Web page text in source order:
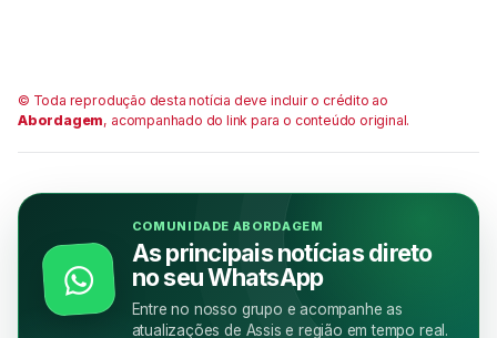
© Toda reprodução desta notícia deve incluir o crédito ao
Abordagem, acompanhado do link para o conteúdo original.
COMUNIDADE ABORDAGEM
As principais notícias direto
no seu WhatsApp
Entre no nosso grupo e acompanhe as
atualizações de Assis e região em tempo real.